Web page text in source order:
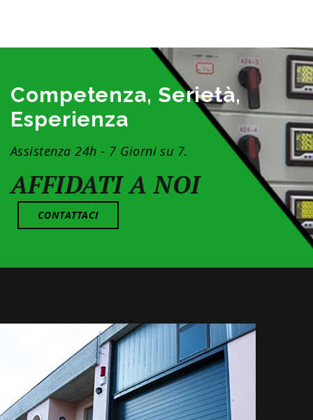
Competenza, Serietà,
Esperienza
Assistenza 24h - 7 Giorni su 7.
AFFIDATI A NOI
CONTATTACI